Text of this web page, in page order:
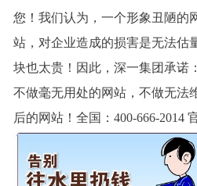
您！ 我们认为，一个形象丑陋的
站，对企业造成的损害是无法估
块也太贵！因此，深一集团承诺
不做毫无用处的网站，不做无法
后的网站！全国：400-666-2014